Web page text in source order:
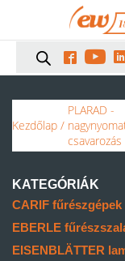
  
Kezdőlap /
PLARAD -
csavarozás
KATEGÓRIÁK
CARIF fűrészgépek
EBERLE
EISENBLÄTTER